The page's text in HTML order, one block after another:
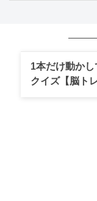
です。
まん丸の形が特
がじゅわっ。
1本だけ動か
クイズ【脳トレ